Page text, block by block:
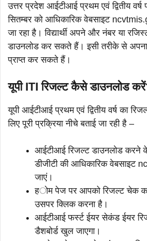
उत्तर प्रदेश आईटीआई प्रथम एवं द्वितीय वर्ष
सितम्बर को आधिकारिक वेबसाइट
जा रहा है। विद्यार्थी अपने और नंबर या
डाउनलोड कर सकते हैं। इसी तरीके से अपना
प्राप्त कर सकते हैं।
यूपी ITI रिजल्ट कैसे डाउनलोड
यूपी आईटीआई प्रथम एवं द्वितीय वर्ष का
लिए पूरी प्रक्रिया नीचे बताई जा रही है –
आईटीआई रिजल्ट डाउनलोड करने
डीजीटी की आधिकारिक वेबसाइट
जाएं।
होम पेज पर आपको रिजल्ट चेक
उसपर क्लिक करना है।
आईटीआई फर्स्ट ईयर सेकंड ईयर
डैशबोर्ड खुल जाएगा।